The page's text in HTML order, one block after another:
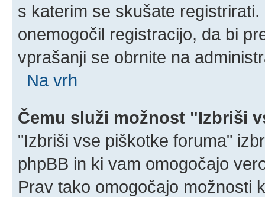
s katerim se skušate
onemogočil registracijo, da bi
vprašanji se obrnite na
Na vrh
Čemu služi možnost "Izbriši
"Izbriši vse piškotke foruma"
phpBB in ki vam omogočajo
Prav tako omogočajo možnosti